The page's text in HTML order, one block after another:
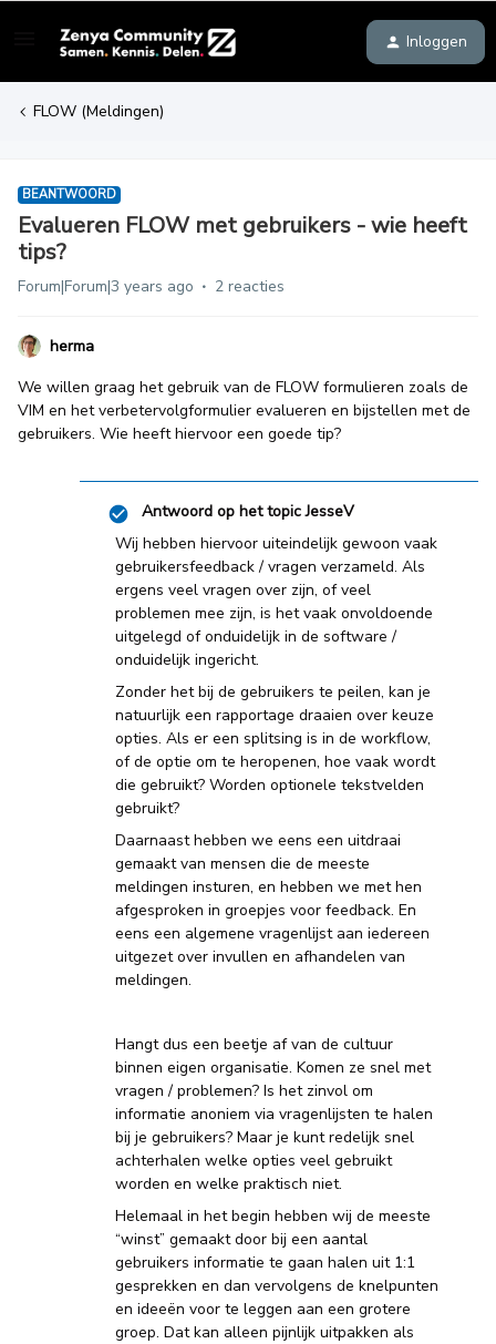
Inloggen
FLOW (Meldingen)
BEANTWOORD
Evalueren FLOW met gebruikers - wie heeft
tips?
Forum|Forum|3 years ago 2 reacties
herma
We willen graag het gebruik van de FLOW formulieren zoals de
VIM en het verbetervolgformulier evalueren en bijstellen met de
gebruikers. Wie heeft hiervoor een goede tip?
Antwoord op het topicJesseV
Wij hebben hiervoor uiteindelijk gewoon vaak
gebruikersfeedback / vragen verzameld. Als
ergens veel vragen over zijn, of veel
problemen mee zijn, is het vaak onvoldoende
uitgelegd of onduidelijk in de software /
onduidelijk ingericht.
Zonder het bij de gebruikers te peilen, kan je
natuurlijk een rapportage draaien over keuze
opties. Als er een splitsing is in de workflow,
of de optie om te heropenen, hoe vaak wordt
die gebruikt? Worden optionele tekstvelden
gebruikt?
Daarnaast hebben we eens een uitdraai
gemaakt van mensen die de meeste
meldingen insturen, en hebben we met hen
afgesproken in groepjes voor feedback. En
eens een algemene vragenlijst aan iedereen
uitgezet over invullen en afhandelen van
meldingen.
Hangt dus een beetje af van de cultuur
binnen eigen organisatie. Komen ze snel met
vragen / problemen? Is het zinvol om
informatie anoniem via vragenlijsten te halen
bij je gebruikers? Maar je kunt redelijk snel
achterhalen welke opties veel gebruikt
worden en welke praktisch niet.
Helemaal in het begin hebben wij de meeste
“winst” gemaakt door bij een aantal
gebruikers informatie te gaan halen uit 1:1
gesprekken en dan vervolgens de knelpunten
en ideeën voor te leggen aan een grotere
groep. Dat kan alleen pijnlijk uitpakken als